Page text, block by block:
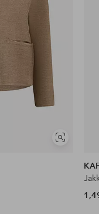
betalingsmåter
Vis